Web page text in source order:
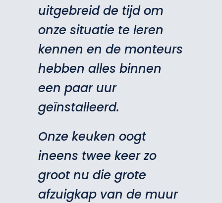
uitgebreid de tijd om
onze situatie te leren
kennen en de monteurs
hebben alles binnen
een paar uur
geïnstalleerd.
Onze keuken oogt
ineens twee keer zo
groot nu die grote
afzuigkap van de muur